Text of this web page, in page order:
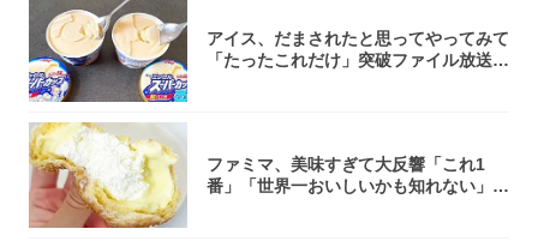
アイス、だまされたと思ってやってみて
「たったこれだけ」突破ファイル放送で
ファミマ、美味すぎて大反響「これ1
番」「世界一おいしいかも知れない」